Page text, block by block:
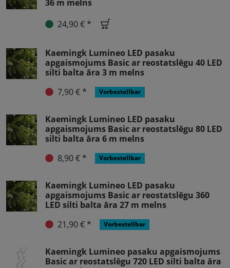
36 m melns
24,90 € *
Kaemingk Lumineo LED pasaku
apgaismojums Basic ar reostatslēgu 40 LED
silti balta āra 3 m melns
7,90 € *
Vorbestellbar
Kaemingk Lumineo LED pasaku
apgaismojums Basic ar reostatslēgu 80 LED
silti balta āra 6 m melns
8,90 € *
Vorbestellbar
Kaemingk Lumineo LED pasaku
apgaismojums Basic ar reostatslēgu 360
LED silti balta āra 27 m melns
21,90 € *
Vorbestellbar
Kaemingk Lumineo pasaku apgaismojums
Basic ar reostatslēgu 720 LED silti balta āra